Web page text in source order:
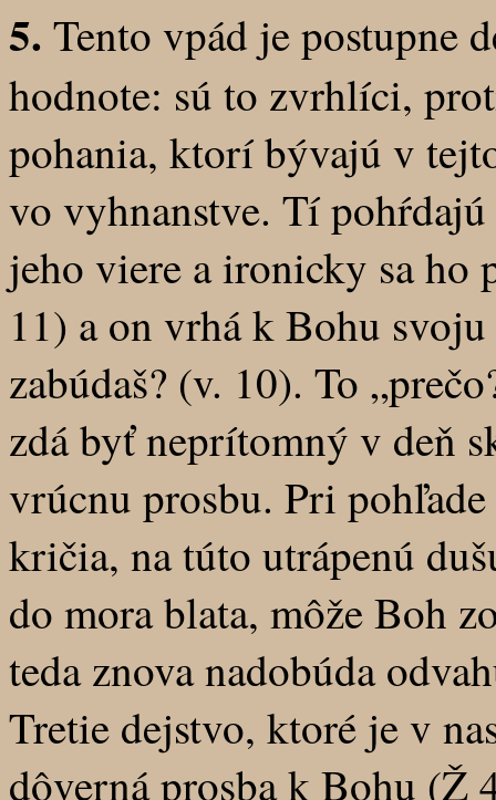
5. Tento vpád je postupne
hodnote: sú to zvrhlíci,
pohania, ktorí bývajú v
vo vyhnanstve. Tí
jeho viere a ironicky sa ho
11) a on vrhá k Bohu
zabúdaš? (v. 10). To
zdá byť neprítomný v deň
vrúcnu prosbu. Pri
kričia, na túto utrápenú
do mora blata, môže Boh
teda znova nadobúda
Tretie dejstvo, ktoré je v
dôverná prosba k Bohu (Ž